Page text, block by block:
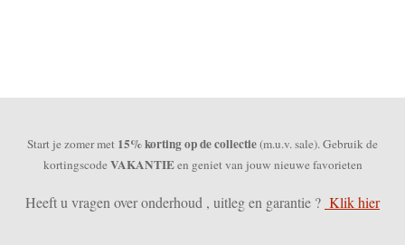
Start je zomer met 15% korting op de collectie(m.u.v. sale). Gebruik de
kortingscodeVAKANTIEen geniet van jouw nieuwe favorieten
Heeft u vragen over onderhoud , uitleg en garantie ? Klik hier